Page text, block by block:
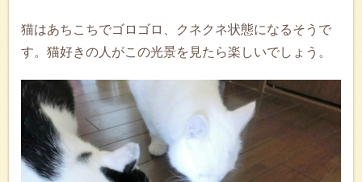
猫はあちこちでゴロゴロ、クネクネ状態になるそうで
す。猫好きの人がこの光景を見たら楽しいでしょう。